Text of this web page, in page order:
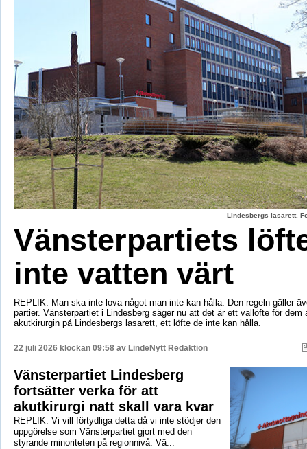
Lindesbergs lasarett.
Vänsterpartiets
inte vatten värt
REPLIK: Man ska inte lova något man inte kan hålla. Den regeln gäller
partier. Vänsterpartiet i Lindesberg säger nu att det är ett vallöfte för dem
akutkirurgin på Lindesbergs lasarett, ett löfte de inte kan hålla.
22 juli 2026 klockan 09:58 av LindeNytt Redaktion
Vänsterpartiet Lindesberg
fortsätter verka för att
akutkirurgi natt skall vara kvar
REPLIK: Vi vill förtydliga detta då vi inte stödjer den
uppgörelse som Vänsterpartiet gjort med den
styrande minoriteten på regionnivå. Vä...